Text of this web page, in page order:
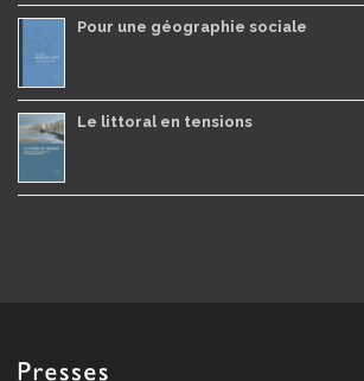
Pour une géographie sociale
Le littoral en tensions